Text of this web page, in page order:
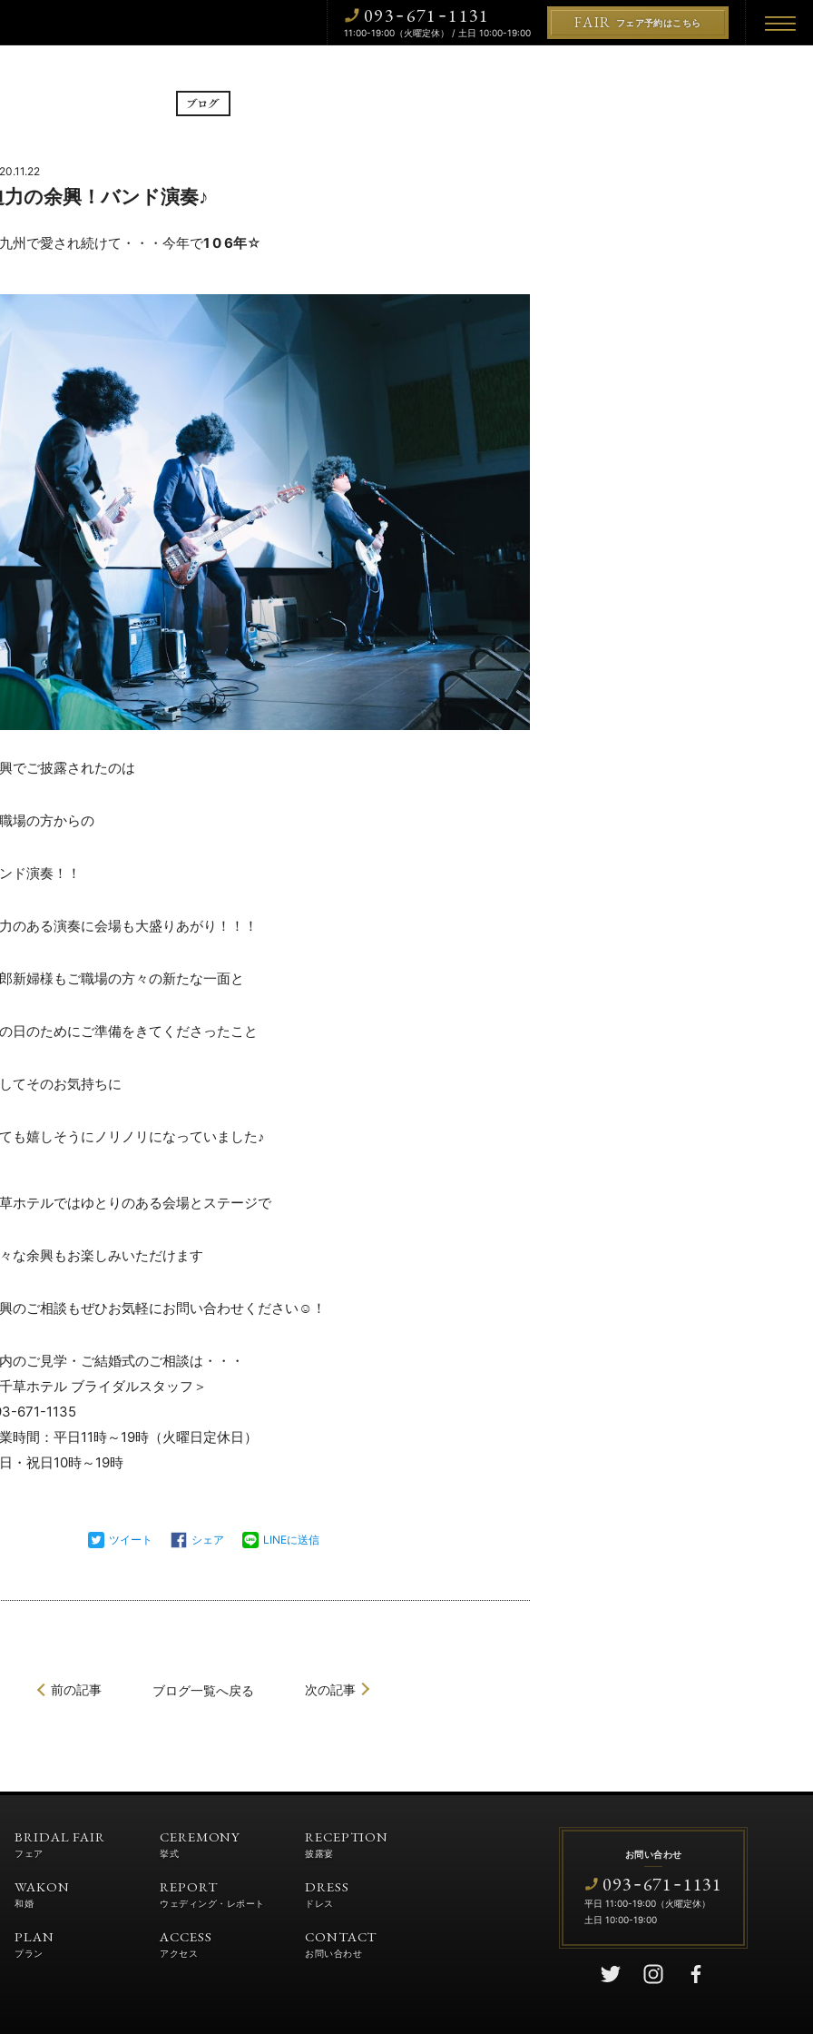
093- 671 -1131
11:00-19:00（火曜定休） / 土日 10:00-19:00
FAIR フェア予約はこちら
BRIDAL FAIR
CUISINE
料理
DRESS BLOG
ブログ
PLAN
CONTACT
お問い合わせ
力の余興！バンド演奏♪
州で愛され続けて・・・今年で1 0 6年☆
でご披露されたのは
場の方からの
ド演奏！！
のある演奏に会場も大盛りあがり！！！
新婦様もご職場の方々の新たな一面と
日のためにご準備をきてくださったこと
てそのお気持ちに
も嬉しそうにノリノリになっていました♪
ホテルではゆとりのある会場とステージで
な余興もお楽しみいただけます
のご相談もぜひお気軽にお問い合わせください☺！
のご見学・ご結婚式のご相談は・・・
草ホテル ブライダルスタッフ＞
671-1135
時間：平日11時～19時（火曜日定休日）
・祝日10時～19時
ツイート シェア LINEに送信
前の記事 ブログ一覧へ戻る 次の記事
BRIDAL FAIR
フェア
CEREMONY
挙式
RECEPTION
披露宴
WAKON
和婚
REPORT
ウェディング・レポート
DRESS
ドレス
PLAN
プラン
ACCESS
アクセス
CONTACT
お問い合わせ
お問い合わせ
093-671 -1131
平日 11:00-19:00（火曜定休）
土日 10:00-19:00